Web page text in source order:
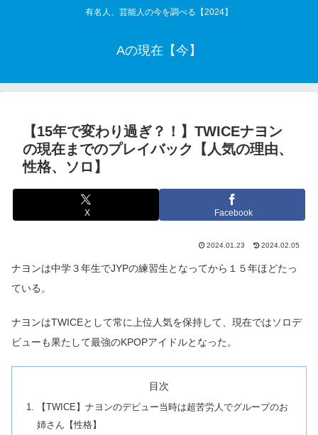
有名人、芸能人の今を調べる【2024】
Aの現在【今】
【15年で変わり過ぎ？！】TWICEナヨン
の現在までのプレイバック【人気の理由、
性格、ソロ】
X Facebook
2024.01.23 2024.02.05
ナヨンは中学３年生でJYPの練習生となってから１５年ほどたっ
ている。
ナヨンはTWICEとして常に上位人気を保持して、現在ではソロデ
ビューも果たして最強のKPOPアイドルとなった。
目次
【TWICE】ナヨンのデビュー当時は超苦労人でグループのお
姉さん【性格】